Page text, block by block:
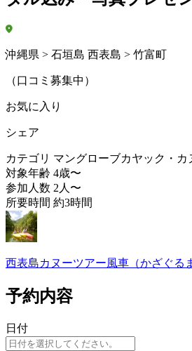
沖縄県 > 石垣島 西表島 > 竹富町
（口コミ募集中）
お気に入り
シェア
カテゴリ マングローブカヤック・カ
対象年齢 4歳〜
参加人数 2人〜
所要時間 約3時間
西表島カヌーツアー風車（かざぐる
予約内容
日付